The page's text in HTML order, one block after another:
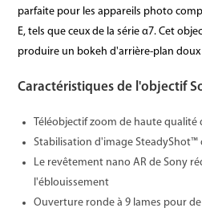
parfaite pour les appareils photo
E, tels que ceux de la série α7. Cet
produire un bokeh d'arrière-plan
Caractéristiques de l'objectif
Téléobjectif zoom de haute qualité
Stabilisation d'image
Le revêtement nano AR de Sony
l'éblouissement
Ouverture ronde à 9 lames pour